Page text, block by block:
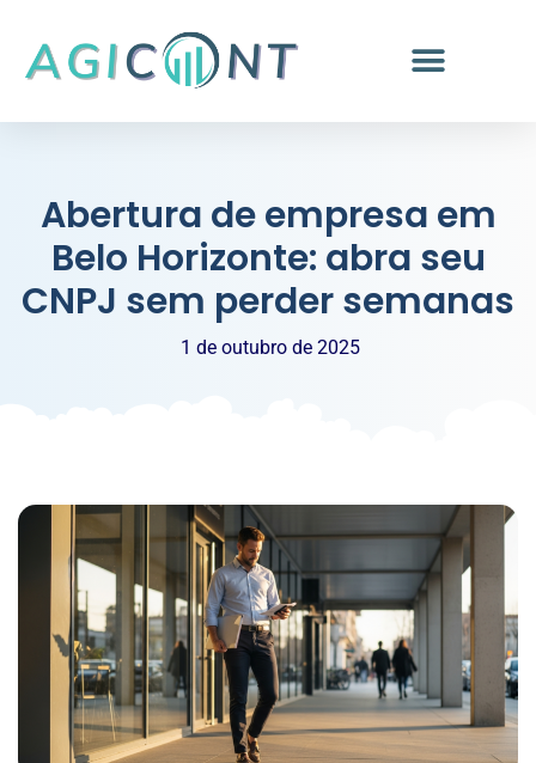
Abertura de empresa em
Belo Horizonte: abra seu
CNPJ sem perder semanas
1 de outubro de 2025